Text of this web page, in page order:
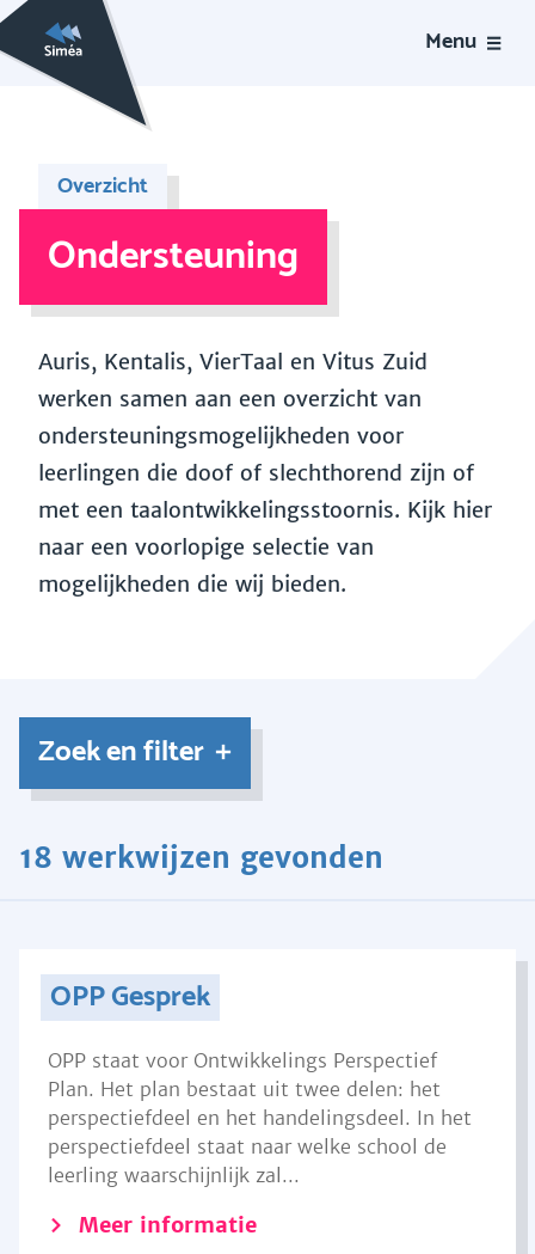
Menu
Overzicht
Ondersteuning
Auris, Kentalis, VierTaal en Vitus Zuid
werken samen aan een overzicht van
ondersteuningsmogelijkheden voor
leerlingen die doof of slechthorend zijn of
met een taalontwikkelingsstoornis. Kijk hier
naar een voorlopige selectie van
mogelijkheden die wij bieden.
Zoek en filter
18 werkwijzen gevonden
OPP Gesprek
OPP staat voor Ontwikkelings Perspectief
Plan. Het plan bestaat uit twee delen: het
perspectiefdeel en het handelingsdeel. In het
perspectiefdeel staat naar welke school de
leerling waarschijnlijk zal...
Meer informatie